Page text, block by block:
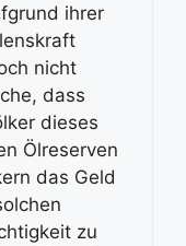
ihrer
nicht
dass
dieses
Ölreserven
das Geld
zu